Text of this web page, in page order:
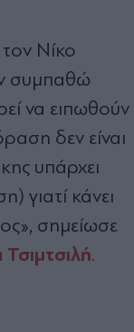
Νίκο
συμπαθώ
να ειπωθούν
δεν είναι
υπάρχει
γιατί κάνει
σημείωσε
.